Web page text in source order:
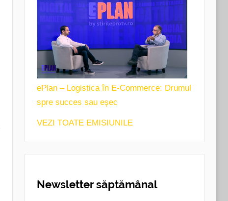
ePlan – Logistica în E-Commerce: Drumul
spre succes sau eșec
VEZI TOATE EMISIUNILE
Newsletter săptămânal